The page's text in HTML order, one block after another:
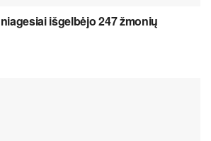
išgelbėjo 247 žmonių